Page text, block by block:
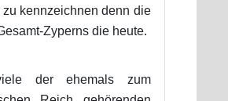
zu kennzeichnen denn die
Zyperns die heute.
der ehemals zum